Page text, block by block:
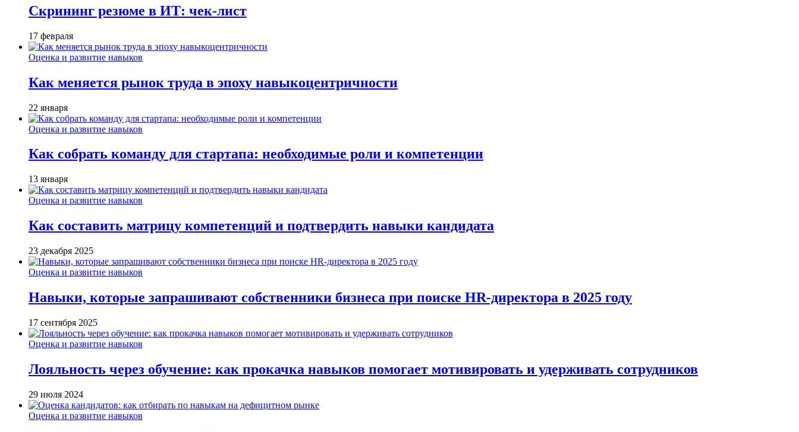
Скрининг резюме в ИТ: чек-лист
17 февраля
Оценка и развитие навыков
Как меняется рынок труда в эпоху навыкоцентричности
22 января
Оценка и развитие навыков
Как собрать команду для стартапа: необходимые роли и компетенции
13 января
Оценка и развитие навыков
Как составить матрицу компетенций и подтвердить навыки кандидата
23 декабря 2025
Оценка и развитие навыков
Навыки, которые запрашивают собственники бизнеса при поиске HR-директора в 2025 году
17 сентября 2025
Оценка и развитие навыков
Лояльность через обучение: как прокачка навыков помогает мотивировать и удерживать сотрудников
29 июля 2024
Оценка и развитие навыков